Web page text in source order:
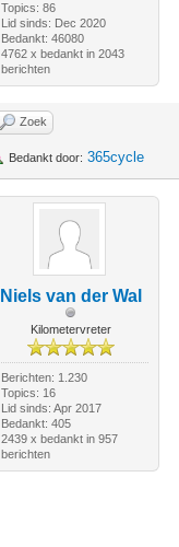
Topics: 86
Lid sinds: Dec 2020
Bedankt: 46080
4762 x bedankt in 2043
berichten
Zoek
Bedankt door: 365cycle
Niels van der Wal
Kilometervreter
Berichten: 1.230
Topics: 16
Lid sinds: Apr 2017
Bedankt: 405
2439 x bedankt in 957
berichten